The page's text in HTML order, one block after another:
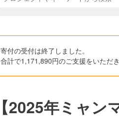
寄付の受付は終了しました。
合計で1,171,890円のご支援をいただ
【2025年ミャ